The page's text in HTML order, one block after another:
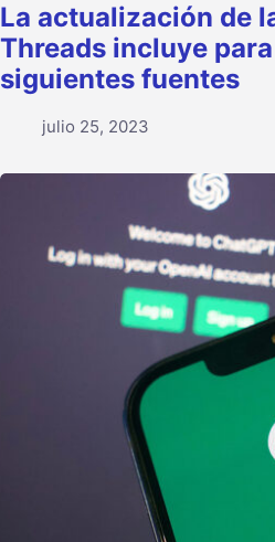
La actualización de
Threads incluye
siguientes fuentes
julio 25, 2023